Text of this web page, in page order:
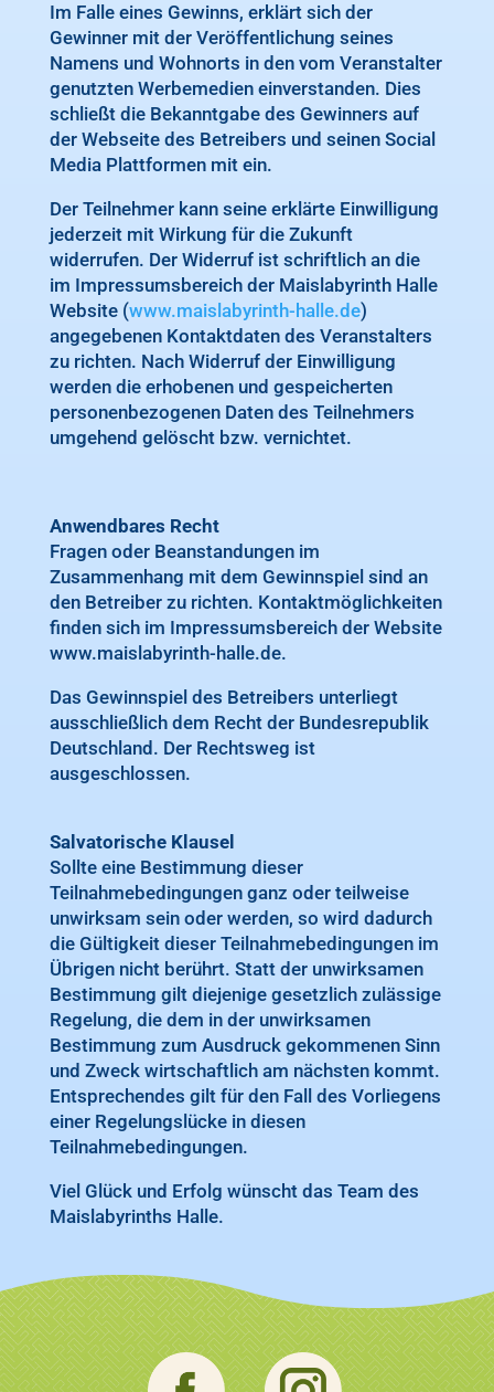
Im Falle eines Gewinns, erklärt sich der
Gewinner mit der Veröffentlichung seines
Namens und Wohnorts in den vom Veranstalter
genutzten Werbemedien einverstanden. Dies
schließt die Bekanntgabe des Gewinners auf
der Webseite des Betreibers und seinen Social
Media Plattformen mit ein.
Der Teilnehmer kann seine erklärte Einwilligung
jederzeit mit Wirkung für die Zukunft
widerrufen. Der Widerruf ist schriftlich an die
im Impressumsbereich der Maislabyrinth Halle
Website (www.maislabyrinth-halle.de)
angegebenen Kontaktdaten des Veranstalters
zu richten. Nach Widerruf der Einwilligung
werden die erhobenen und gespeicherten
personenbezogenen Daten des Teilnehmers
umgehend gelöscht bzw. vernichtet.
Anwendbares Recht
Fragen oder Beanstandungen im
Zusammenhang mit dem Gewinnspiel sind an
den Betreiber zu richten. Kontaktmöglichkeiten
finden sich im Impressumsbereich der Website
www.maislabyrinth-halle.de.
Das Gewinnspiel des Betreibers unterliegt
ausschließlich dem Recht der Bundesrepublik
Deutschland. Der Rechtsweg ist
ausgeschlossen.
Salvatorische Klausel
Sollte eine Bestimmung dieser
Teilnahmebedingungen ganz oder teilweise
unwirksam sein oder werden, so wird dadurch
die Gültigkeit dieser Teilnahmebedingungen im
Übrigen nicht berührt. Statt der unwirksamen
Bestimmung gilt diejenige gesetzlich zulässige
Regelung, die dem in der unwirksamen
Bestimmung zum Ausdruck gekommenen Sinn
und Zweck wirtschaftlich am nächsten kommt.
Entsprechendes gilt für den Fall des Vorliegens
einer Regelungslücke in diesen
Teilnahmebedingungen.
Viel Glück und Erfolg wünscht das Team des
Maislabyrinths Halle.